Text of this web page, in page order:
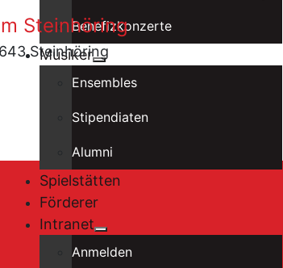
Benefizkonzerte
Musiker
Ensembles
Stipendiaten
Alumni
Spielstätten
Förderer
Intranet
Anmelden
Steinhöring
Steinhöring